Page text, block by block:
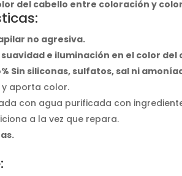
del cabello entre coloración y
no agresiva.
e iluminación en el color del
Sin siliconas, sulfatos, sal ni
y aporta color.
con agua purificada con
a la vez que repara.